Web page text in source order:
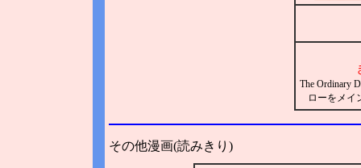
The Ordinary
ローをメイ
その他漫画(読みきり)